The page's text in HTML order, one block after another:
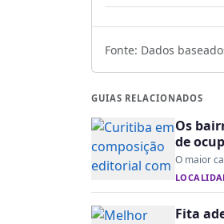
Fonte: Dados
GUIAS RELACIONADOS
Os
de
O maior
Fita